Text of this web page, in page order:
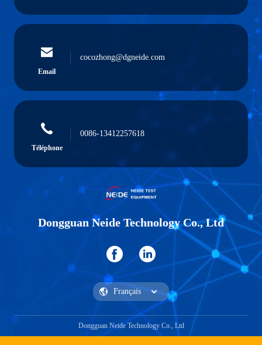
Email
cocozhong@dgneide.com
Téléphone
0086-13412257618
Dongguan Neide Technology Co., Ltd
Dongguan Neide Technology Co., Ltd